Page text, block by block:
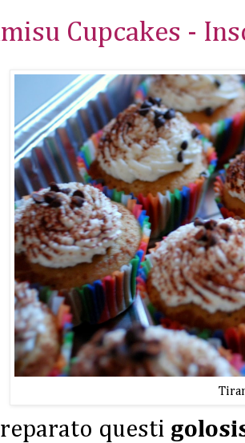
Cupcakes -
questi